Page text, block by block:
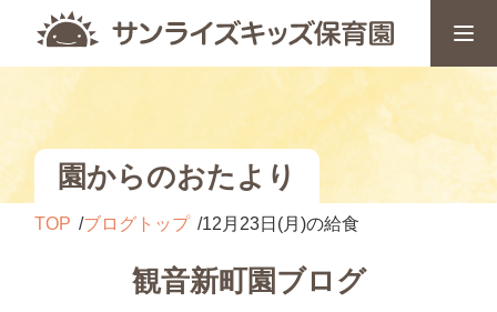
園からのおたより
TOP ブログトップ 12月23日(月)の給食
観音新町園ブログ